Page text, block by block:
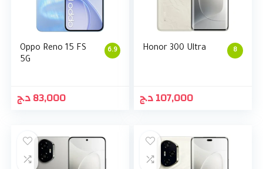
6.9
Oppo Reno 15 FS
5G
83,000د.ج
8
Honor 300 Ultra
107,000د.ج